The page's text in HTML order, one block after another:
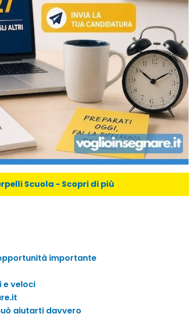
Scuola - Scopri di più
importante
e veloci
aiutarti davvero